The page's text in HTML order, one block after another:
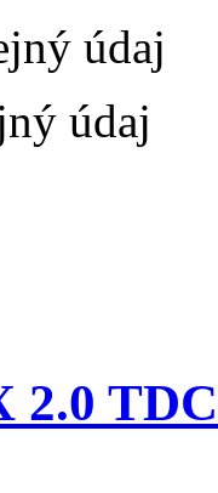
údaj
údaj
2.0